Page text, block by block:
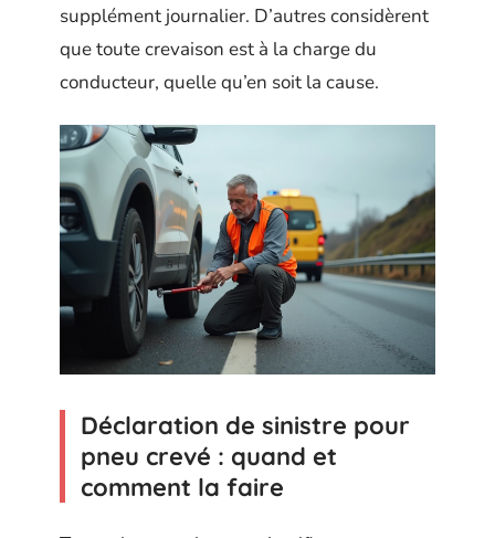
supplément journalier. D’autres considèrent
que toute crevaison est à la charge du
conducteur, quelle qu’en soit la cause.
Déclaration de sinistre pour
pneu crevé : quand et
comment la faire